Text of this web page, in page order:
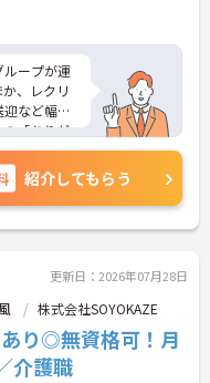
ループが運
、レクリ
など幅広
「ありが
有給休暇
が付与さ
の両立や
しながら
やネイル
。また、
制度があ
年後も70
、資格と経
いていきた
紹介してもらう
更新日：2026年07月28日
株式会社SOYOKAZE
あり◎無資格可！月
介護職